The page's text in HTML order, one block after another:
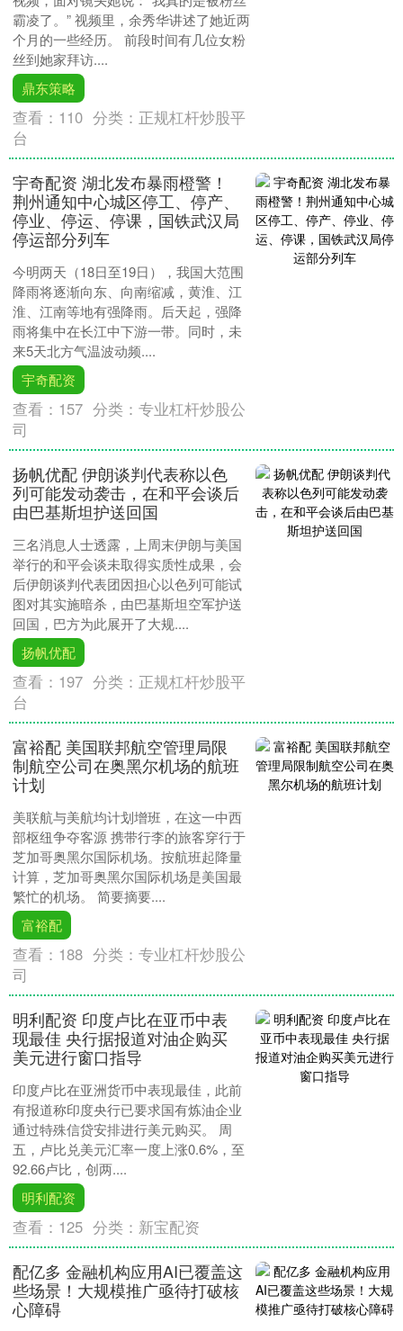
霸凌了。” 视频里，余秀华讲述了她近两
个月的一些经历。 前段时间有几位女粉
丝到她家拜访....
鼎东策略
查看： 110 分类： 正规杠杆炒股平
台
宇奇配资 湖北发布暴雨橙警！
荆州通知中心城区停工、停产、
停业、停运、停课，国铁武汉局
停运部分列车
今明两天（18日至19日），我国大范围
降雨将逐渐向东、向南缩减，黄淮、江
淮、江南等地有强降雨。后天起，强降
雨将集中在长江中下游一带。同时，未
来5天北方气温波动频....
宇奇配资
查看： 157 分类：专业杠杆炒股公
司
扬帆优配 伊朗谈判代表称以色
列可能发动袭击，在和平会谈后
由巴基斯坦护送回国
三名消息人士透露，上周末伊朗与美国
举行的和平会谈未取得实质性成果，会
后伊朗谈判代表团因担心以色列可能试
图对其实施暗杀，由巴基斯坦空军护送
回国，巴方为此展开了大规....
扬帆优配
查看： 197 分类： 正规杠杆炒股平
台
富裕配 美国联邦航空管理局限
制航空公司在奥黑尔机场的航班
计划
美联航与美航均计划增班，在这一中西
部枢纽争夺客源 携带行李的旅客穿行于
芝加哥奥黑尔国际机场。按航班起降量
计算，芝加哥奥黑尔国际机场是美国最
繁忙的机场。 简要摘要....
富裕配
查看： 188 分类：专业杠杆炒股公
司
明利配资 印度卢比在亚币中表
现最佳 央行据报道对油企购买
美元进行窗口指导
印度卢比在亚洲货币中表现最佳，此前
有报道称印度央行已要求国有炼油企业
通过特殊信贷安排进行美元购买。 周
五，卢比兑美元汇率一度上涨0.6%，至
92.66卢比，创两....
明利配资
查看： 125 分类： 新宝配资
配亿多 金融机构应用AI已覆盖这
些场景！大规模推广亟待打破核
心障碍